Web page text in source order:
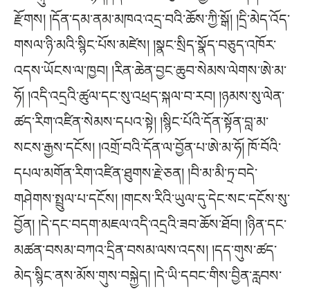
རྫོགས། །དོན་དམ་ནམ་མཁའ་འདྲ་བའི་ཆོས་ཀྱི་སྒོ། །དྲི་མེད་འོད་
གསལ་ཉི་མའི་སྙིང་པོས་མཛེས། །སྣང་སྲིད་སྣོད་བཅུད་འཁོར་
འདས་ཡོངས་ལ་ཁྱབ། །རིན་ཆེན་བྱང་ཆུབ་སེམས་ལེགས་ཨེ་མ་
ཧོ། །འདི་འདྲའི་ཚུལ་དང་སུ་འཕྲད་སྐལ་བ་རབ། །ཉམས་སུ་ལེན་
ཚད་རིག་འཛིན་སེམས་དཔའ་སྟེ། །སྙིང་པོའི་དོན་སྟོན་བླ་མ་
སངས་རྒྱས་དངོས། །འགྲོ་བའི་དོན་ལ་བྱོན་པ་ཨེ་མ་ཧོ། ཁོ་བོའི་
དཔལ་མགོན་རིག་འཛིན་ཐུགས་རྗེ་ཅན། །བི་མ་མི་ཏྲ་བདེ་
གཤེགས་སྤྲུལ་པ་དངོས། །གངས་རིའི་ཡུལ་དུ་དེང་སང་དངོས་སུ་
བྱོན། །དེ་དང་བདག་མཇལ་འདི་འདྲའི་ཟབ་ཆོས་ཐོབ། །ཉིན་དང་
མཚན་བསམ་བཀའ་དྲིན་བསམ་ལས་འདས། །དད་གུས་ཚད་
མེད་སྙིང་ནས་མོས་གུས་བསྐྱེད། །དེ་ཡི་དབང་གིས་བྱིན་རླབས་